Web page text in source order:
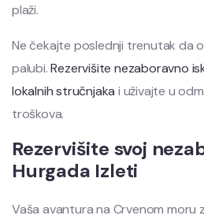
plaži.
Ne čekajte poslednji trenutak da
palubi.Rezervišite nezaboravno
lokalnih stručnjaka i uživajte u
troškova.
Rezervišite svoj
Hurgada Izleti
Vaša avantura na Crvenom moru